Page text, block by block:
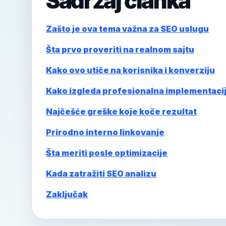
Zašto je ova tema važna za SEO uslugu
Šta prvo proveriti na realnom sajtu
Kako ovo utiče na korisnika i konverziju
Kako izgleda profesionalna
Najčešće greške koje koče rezultat
Prirodno interno linkovanje
Šta meriti posle optimizacije
Kada zatražiti SEO analizu
Zaključak